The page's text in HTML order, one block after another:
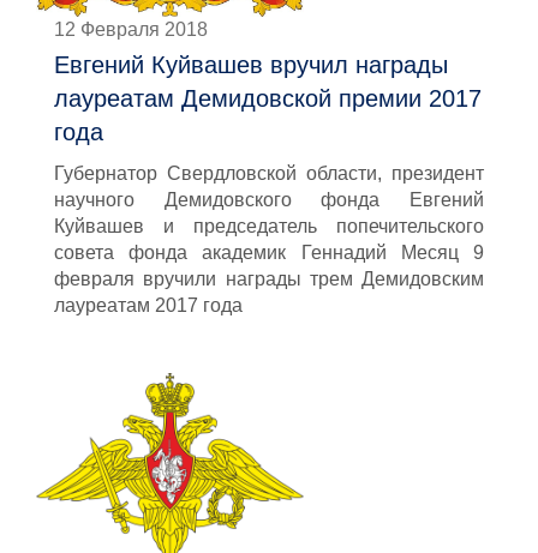
12 Февраля 2018
Евгений Куйвашев вручил награды
лауреатам Демидовской премии 2017
года
Губернатор Свердловской области, президент
научного Демидовского фонда Евгений
Куйвашев и председатель попечительского
совета фонда академик Геннадий Месяц 9
февраля вручили награды трем Демидовским
лауреатам 2017 года